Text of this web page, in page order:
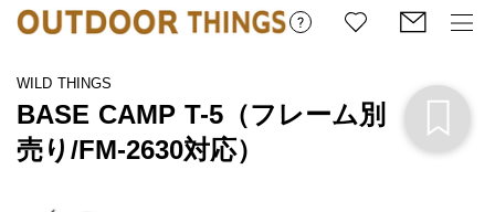
WILD THINGS
BASE CAMP T-5（フレーム別
売り/FM-2630対応）